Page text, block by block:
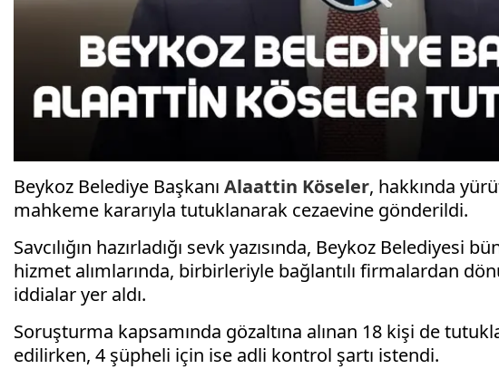
Beykoz Belediye Başkanı Alaattin Köseler, hakkında
mahkeme kararıyla tutuklanarak cezaevine gönderildi.
Savcılığın hazırladığı sevk yazısında, Beykoz
hizmet alımlarında, birbirleriyle bağlantılı firmalardan
iddialar yer aldı.
Soruşturma kapsamında gözaltına alınan 18 kişi de
edilirken, 4 şüpheli için ise adli kontrol şartı istendi.